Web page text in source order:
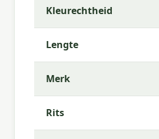
MetMadisonkies je voor
Kleurechtheid
Lengte
Merk
Rits